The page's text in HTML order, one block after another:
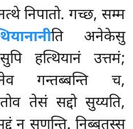
निपातो. गच्छ, सम्म
ति अनेकेसु
हत्थियानं उत्तमं;
गन्तब्बन्ति च,
तेसं सद्दो सुय्यति,